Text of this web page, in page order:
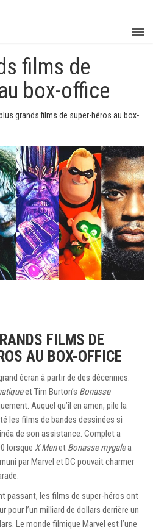
films de
box-office
grands films de super-héros au box-
FILMS DE
AU BOX-OFFICE
écran à partir de des décennies.
et Tim Burton’s Bonasse
Auquel qu’il en amen, pile la
les films de bandes dessinées si
de son assistance. Complet a
lorsque X Menet Bonasse mygalea
par Marvel et DC pouvait charmer
passant, les films de super-héros ont
pour l’un milliard de dollars derrière un
Le monde filmique Marvel est l’une